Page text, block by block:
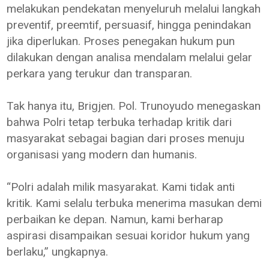
melakukan pendekatan menyeluruh melalui langkah
preventif, preemtif, persuasif, hingga penindakan
jika diperlukan. Proses penegakan hukum pun
dilakukan dengan analisa mendalam melalui gelar
perkara yang terukur dan transparan.
Tak hanya itu, Brigjen. Pol. Trunoyudo menegaskan
bahwa Polri tetap terbuka terhadap kritik dari
masyarakat sebagai bagian dari proses menuju
organisasi yang modern dan humanis.
“Polri adalah milik masyarakat. Kami tidak anti
kritik. Kami selalu terbuka menerima masukan demi
perbaikan ke depan. Namun, kami berharap
aspirasi disampaikan sesuai koridor hukum yang
berlaku,” ungkapnya.